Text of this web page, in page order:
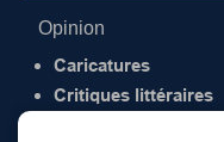
Opinion
Caricatures
Critiques littéraires